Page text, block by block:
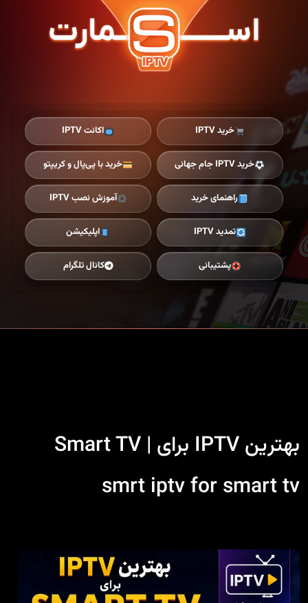
خرید IPTV اکانت IPTV
خرید IPTV جام جهانی خرید با پی‌پال و کریپتو
راهنمای خرید آموزش نصب IPTV
تمدید IPTV اپلیکیشن
پشتیبانی کانال تلگرام
بهترین IPTV برای Smart TV |
smrt iptv for smart tv